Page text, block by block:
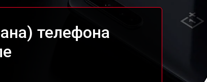
телефона